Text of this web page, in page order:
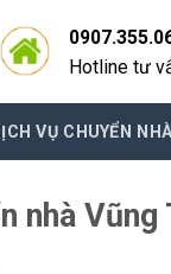
Hotline tư
VỤ CHUYỂN NHÀ
nhà Vũng